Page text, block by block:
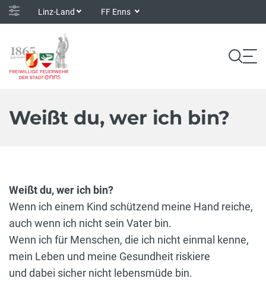
Linz-Land FF Enns
Weißt du, wer ich bin?
Weißt du, wer ich bin?
Wenn ich einem Kind schützend meine Hand reiche,
auch wenn ich nicht sein Vater bin.
Wenn ich für Menschen, die ich nicht einmal kenne,
mein Leben und meine Gesundheit riskiere
und dabei sicher nicht lebensmüde bin.